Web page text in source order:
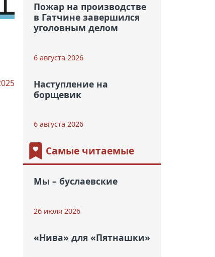
Пожар на производстве
в Гатчине завершился
уголовным делом
6 августа 2026
Наступление на
борщевик
6 августа 2026
Самые читаемые
Мы – буслаевские
26 июля 2026
«Нива» для «Пятнашки»